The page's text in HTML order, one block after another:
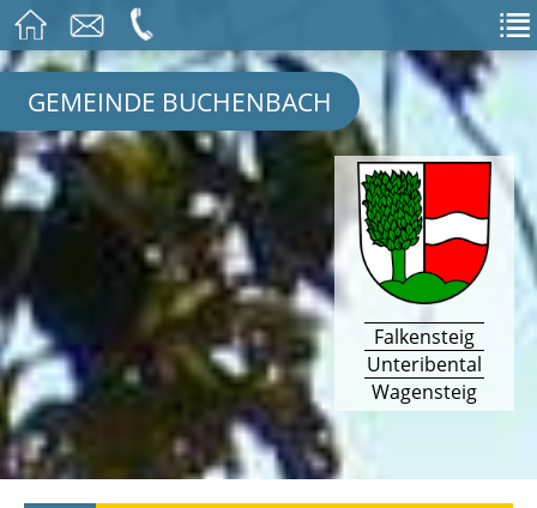
GEMEINDE BUCHENBACH
Falkensteig
Unteribental
Wagensteig